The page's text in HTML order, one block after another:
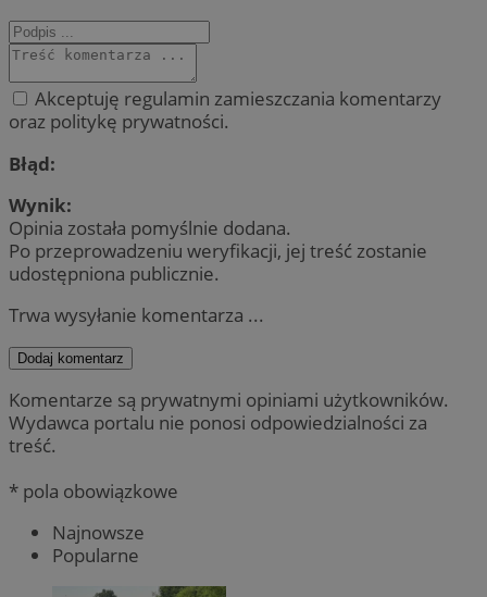
Akceptuję regulamin zamieszczania komentarzy
oraz politykę prywatności.
Błąd:
Wynik:
Opinia została pomyślnie dodana.
Po przeprowadzeniu weryfikacji, jej treść zostanie
udostępniona publicznie.
Trwa wysyłanie komentarza ...
Dodaj komentarz
Komentarze są prywatnymi opiniami użytkowników.
Wydawca portalu nie ponosi odpowiedzialności za
treść.
* pola obowiązkowe
Najnowsze
Popularne